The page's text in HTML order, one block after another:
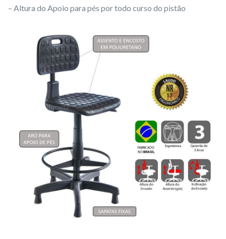
– Altura do Apoio para pés por todo curso do pistão